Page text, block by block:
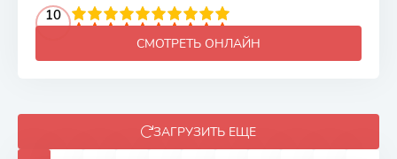
10
4 5 6 7 8 9 10
СМОТРЕТЬ ОНЛАЙН
ЗАГРУЗИТЬ ЕЩЕ